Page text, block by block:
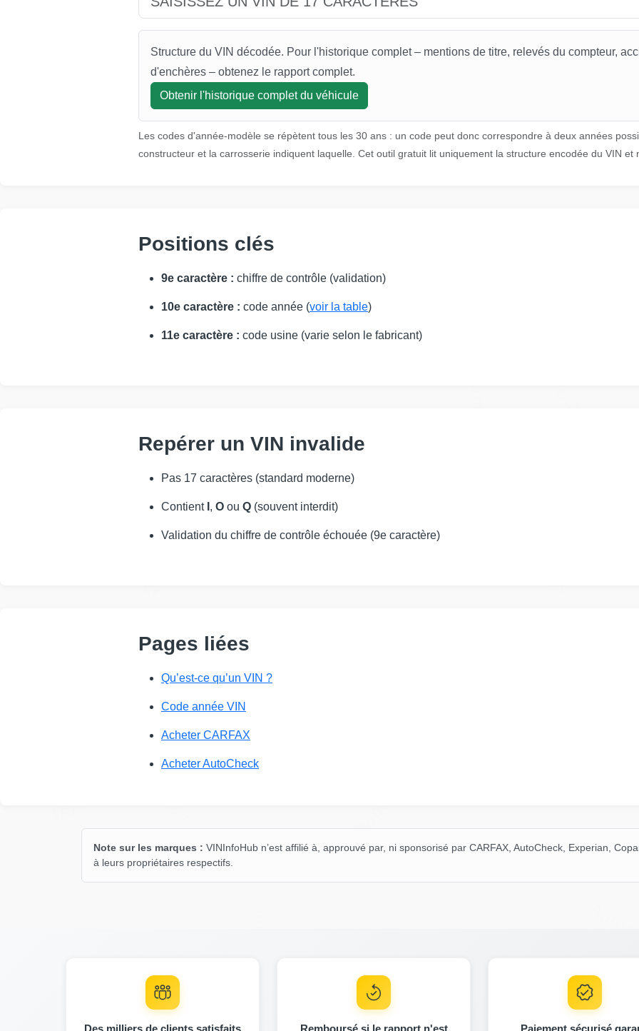
Autocheck Autocheck AutocheckCopart Copart
Copart
Manheim Autocheck
Manheim
Manheim Manheim
Autocheck
Autocheck
IAAI Manheim
Structure du VIN décodée. Pour l'historique complet – mentions de titre, relevés du compteur,
d'enchères – obtenez le rapport complet.
Obtenir l'historique complet du véhicule
Les codes d'année-modèle se répètent tous les 30 ans : un code peut donc correspondre à deux années
constructeur et la carrosserie indiquent laquelle. Cet outil gratuit lit uniquement la structure encodée du VIN et
Positions clés
9e caractère : chiffre de contrôle (validation)
10e caractère : code année (voir la table)
11e caractère : code usine (varie selon le fabricant)
Repérer un VIN invalide
Pas 17 caractères (standard moderne)
Contient , O ou Q (souvent interdit)
Validation du chiffre de contrôle échouée (9e caractère)
Pages liées
Qu’est‑ce qu’un VIN ?
Code année VIN
Acheter CARFAX
Acheter AutoCheck
Note sur les marques : VINInfoHub n’est affilié à, approuvé par, ni sponsorisé par CARFAX, AutoCheck, Experian,
à leurs propriétaires respectifs.
Des milliers de clients satisfaits Remboursé si le rapport n'est Paiement sécurisé